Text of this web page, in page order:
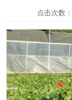
点击次数：